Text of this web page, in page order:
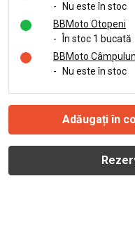
-
Nu este în stoc
BBMoto Otopeni
-
În stoc 1 bucată
BBMoto
-
Nu este în stoc
Adăugați în